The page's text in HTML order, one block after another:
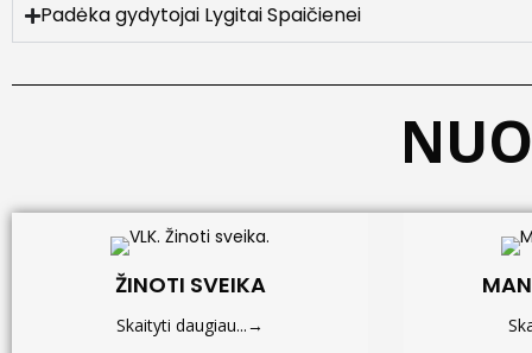
Padėka gydytojai Lygitai Spaičienei
ŽINOTI SVEIKA
Skaityti daugiau...→